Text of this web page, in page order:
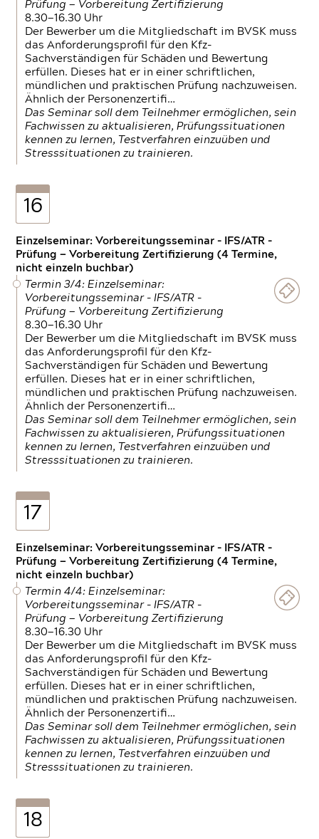
Prüfung — Vorbereitung Zertifizierung
8.30—16.30 Uhr
Der Bewerber um die Mitgliedschaft im BVSK muss
das Anforderungsprofil für den Kfz-
Sachverständigen für Schäden und Bewertung
erfüllen. Dieses hat er in einer schriftlichen,
mündlichen und praktischen Prüfung nachzuweisen.
Ähnlich der Personenzertifi…
Das Seminar soll dem Teilnehmer ermöglichen, sein
Fachwissen zu aktualisieren, Prüfungssituationen
kennen zu lernen, Testverfahren einzuüben und
Stresssituationen zu trainieren.
16
Einzelseminar: Vorbereitungsseminar - IFS/ATR -
Prüfung — Vorbereitung Zertifizierung (4 Termine,
nicht einzeln buchbar)
Termin 3/4: Einzelseminar:
Vorbereitungsseminar - IFS/ATR -
Prüfung — Vorbereitung Zertifizierung
8.30—16.30 Uhr
Der Bewerber um die Mitgliedschaft im BVSK muss
das Anforderungsprofil für den Kfz-
Sachverständigen für Schäden und Bewertung
erfüllen. Dieses hat er in einer schriftlichen,
mündlichen und praktischen Prüfung nachzuweisen.
Ähnlich der Personenzertifi…
Das Seminar soll dem Teilnehmer ermöglichen, sein
Fachwissen zu aktualisieren, Prüfungssituationen
kennen zu lernen, Testverfahren einzuüben und
Stresssituationen zu trainieren.
17
Einzelseminar: Vorbereitungsseminar - IFS/ATR -
Prüfung — Vorbereitung Zertifizierung (4 Termine,
nicht einzeln buchbar)
Termin 4/4: Einzelseminar:
Vorbereitungsseminar - IFS/ATR -
Prüfung — Vorbereitung Zertifizierung
8.30—16.30 Uhr
Der Bewerber um die Mitgliedschaft im BVSK muss
das Anforderungsprofil für den Kfz-
Sachverständigen für Schäden und Bewertung
erfüllen. Dieses hat er in einer schriftlichen,
mündlichen und praktischen Prüfung nachzuweisen.
Ähnlich der Personenzertifi…
Das Seminar soll dem Teilnehmer ermöglichen, sein
Fachwissen zu aktualisieren, Prüfungssituationen
kennen zu lernen, Testverfahren einzuüben und
Stresssituationen zu trainieren.
18